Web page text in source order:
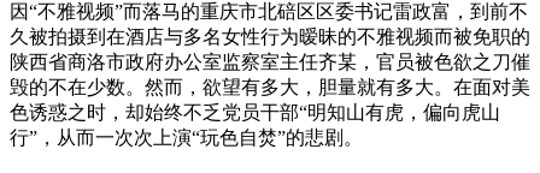
因“不雅视频”而落马的重庆市北碚区区委书记雷政富，到前不
久被拍摄到在酒店与多名女性行为暧昧的不雅视频而被免职的
陕西省商洛市政府办公室监察室主任齐某，官员被色欲之刀催
毁的不在少数。然而，欲望有多大，胆量就有多大。在面对美
色诱惑之时，却始终不乏党员干部“明知山有虎，偏向虎山
行”，从而一次次上演“玩色自焚”的悲剧。